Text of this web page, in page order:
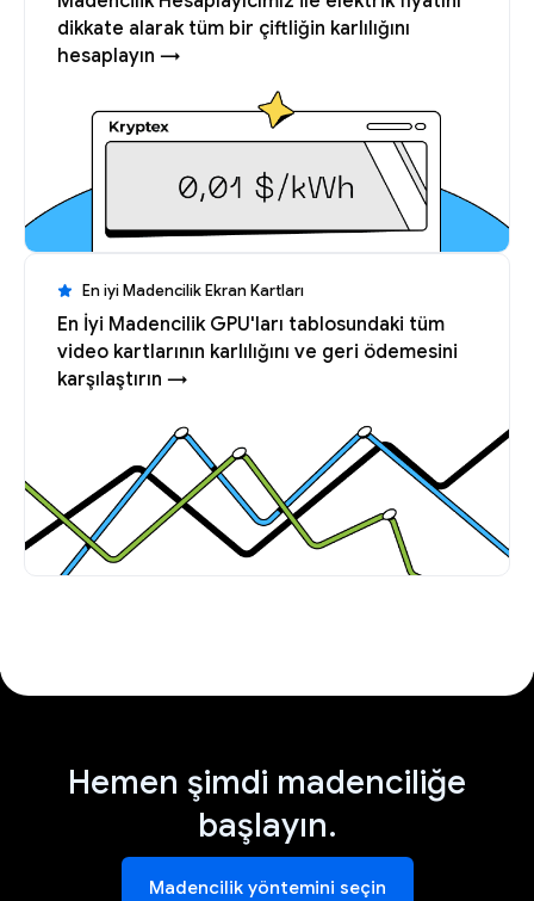
dikkate alarak tüm bir çiftliğin karlılığını
hesaplayın →
En iyi Madencilik Ekran Kartları
En İyi Madencilik GPU'ları tablosundaki tüm
video kartlarının karlılığını ve geri ödemesini
karşılaştırın →
Hemen şimdi madenciliğe
başlayın.
Madencilik yöntemini seçin